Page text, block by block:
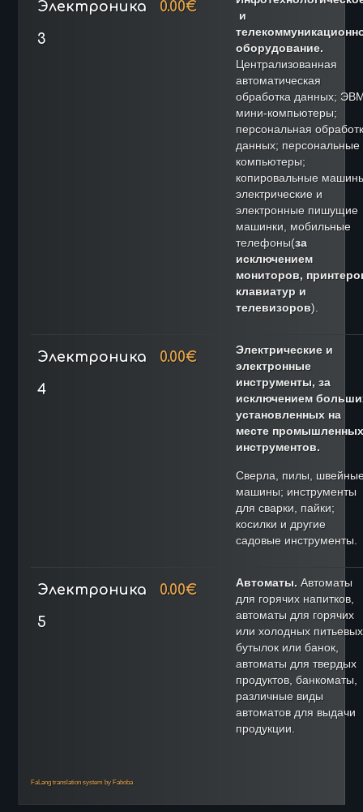
Электроника
3
0.00€
и
оборудование.
Централизованная
автоматическая
обработка данных;
мини-компьютеры;
персональная
данных; персональные
компьютеры;
копировальные
электрические и
электронные пишущие
машинки, мобильные
телефоны(за
исключением
мониторов,
клавиатур и
телевизоров).
Электроника
4
0.00€
Электрические и
электронные
инструменты, за
исключением
установленных на
месте промышленных
инструментов.
Сверла, пилы,
машины; инструменты
для сварки, пайки;
косилки и другие
садовые инструменты.
Электроника
5
0.00€ Автоматы. Автоматы
для горячих напитков,
автоматы для горячих
или холодных питьевых
бутылок или банок,
автоматы для твердых
продуктов, банкоматы,
различные виды
автоматов для выдачи
продукции.
FaLang translation system by Faboba